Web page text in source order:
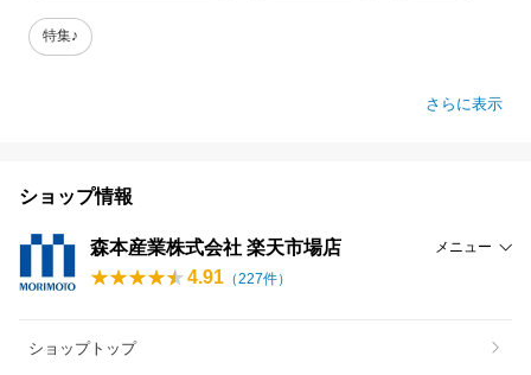
特集♪
さらに表示
ショップ情報
森本産業株式会社 楽天市場店 メニュー
4.91 （227件）
ショップトップ